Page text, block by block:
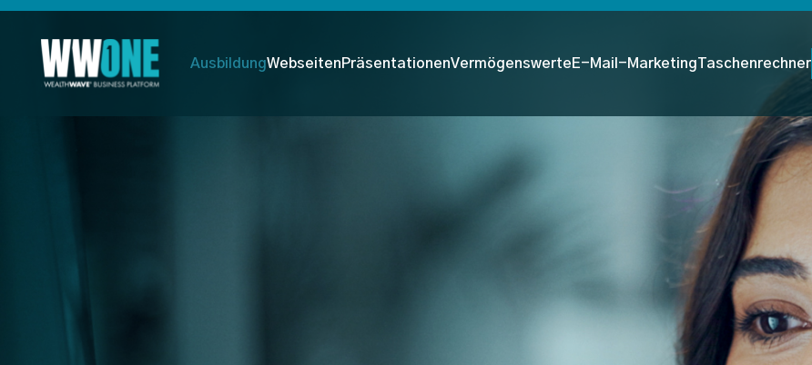
AusbildungWebseitenPräsentationenVermögenswerteE-Mail-MarketingTaschenrechner